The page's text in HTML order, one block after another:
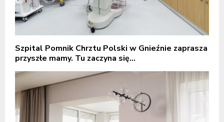
Szpital Pomnik Chrztu Polski w Gnieźnie zaprasza
przyszłe mamy. Tu zaczyna się...